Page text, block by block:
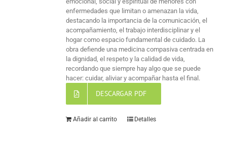
enfermedades que limitan o amenazan la vida,
destacando la importancia de la comunicación, el
acompañamiento, el trabajo interdisciplinar y el
hogar como espacio fundamental de cuidado. La
obra defiende una medicina compasiva centrada en
la dignidad, el respeto y la calidad de vida,
recordando que siempre hay algo que se puede
hacer: cuidar, aliviar y acompañar hasta el final.
DESCARGAR PDF
Añadir al carrito Detalles